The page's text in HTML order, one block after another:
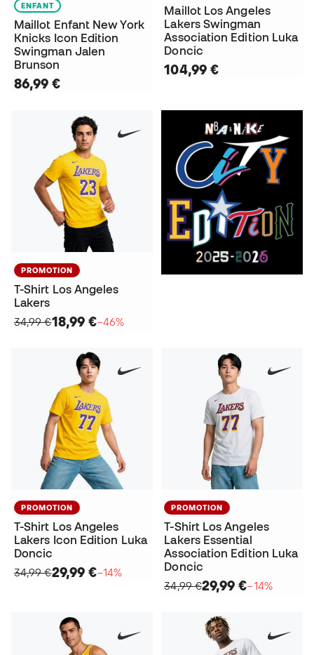
ENFANT
Maillot Enfant New York
Knicks Icon Edition
Swingman Jalen
Brunson
86,99 €
Maillot Los Angeles
Lakers Swingman
Association Edition Luka
Doncic
104,99 €
PROMOTION
T-Shirt Los Angeles
Lakers
34,99 €18,99 €−46%
PROMOTION
T-Shirt Los Angeles
Lakers Icon Edition Luka
Doncic
34,99 €29,99 €−14%
PROMOTION
T-Shirt Los Angeles
Lakers Essential
Association Edition Luka
Doncic
34,99 €29,99 €−14%